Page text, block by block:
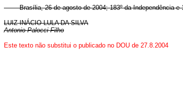
Brasília, 26 de agosto de 2004; 183º da Independência e
LUIZ INÁCIO LULA DA SILVA
Antonio Palocci Filho
Este texto não substitui o publicado no DOU de 27.8.2004